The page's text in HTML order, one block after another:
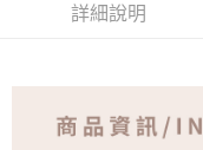
免運費
詳細說明